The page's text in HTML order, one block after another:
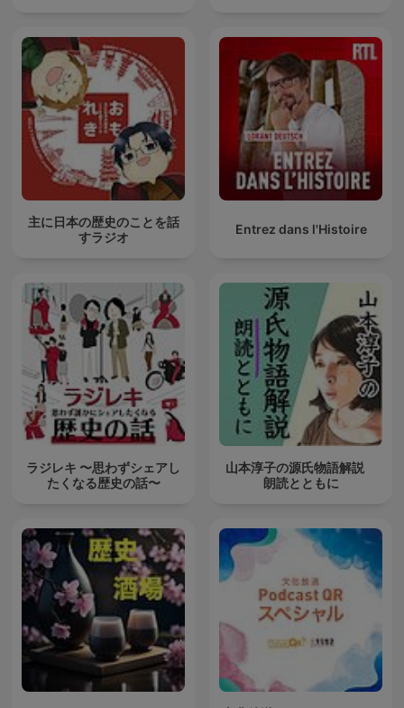
主に日本の歴史のことを話
すラジオ
Entrez dans l'Histoire
ラジレキ 〜思わずシェアし
たくなる歴史の話〜
山本淳子の源氏物語解説
朗読とともに